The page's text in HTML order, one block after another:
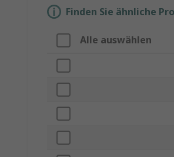
Finden Sie ähnliche
Alle auswählen